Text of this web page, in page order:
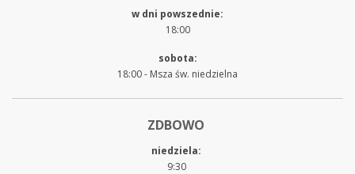
w dni powszednie:
18:00
sobota:
18:00 - Msza św. niedzielna
ZDBOWO
niedziela:
9:30